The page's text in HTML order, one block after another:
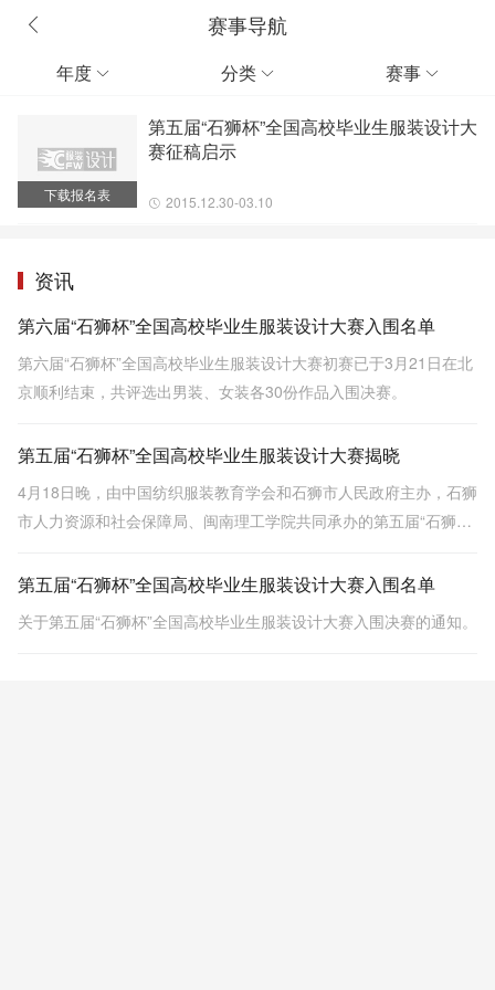
赛事导航
年度  分类  赛事 
下载报名表
第五届“石狮杯”全国高校毕业生服装设计大
赛征稿启示
2015.12.30-03.10
资讯
第六届“石狮杯”全国高校毕业生服装设计大赛入围名单
第六届“石狮杯”全国高校毕业生服装设计大赛初赛已于3月21日在北
京顺利结束，共评选出男装、女装各30份作品入围决赛。
第五届“石狮杯”全国高校毕业生服装设计大赛揭晓
4月18日晚，由中国纺织服装教育学会和石狮市人民政府主办，石狮
市人力资源和社会保障局、闽南理工学院共同承办的第五届“石狮
第五届“石狮杯”全国高校毕业生服装设计大赛入围名单
关于第五届“石狮杯”全国高校毕业生服装设计大赛入围决赛的通知。